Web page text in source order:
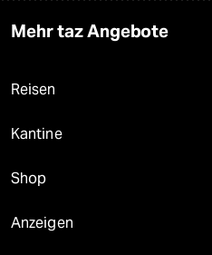
Mehr taz Angebote
Reisen
Kantine
Shop
Anzeigen